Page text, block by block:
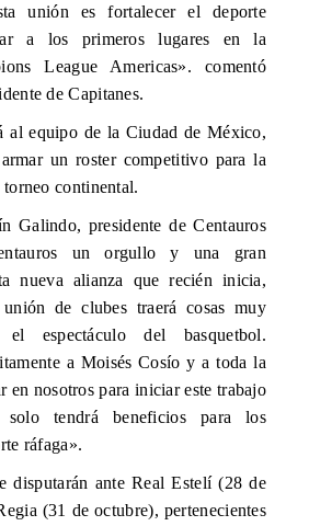
unión es fortalecer el deporte
a los primeros lugares en la
League Americas». comentó
de Capitanes.
al equipo de la Ciudad de México,
un roster competitivo para la
continental.
Galindo, presidente de Centauros
un orgullo y una gran
nueva alianza que recién inicia,
unión de clubes traerá cosas muy
el espectáculo del basquetbol.
a Moisés Cosío y a toda la
en nosotros para iniciar este trabajo
tendrá beneficios para los
ráfaga».
disputarán ante Real Estelí (28 de
(31 de octubre), pertenecientes